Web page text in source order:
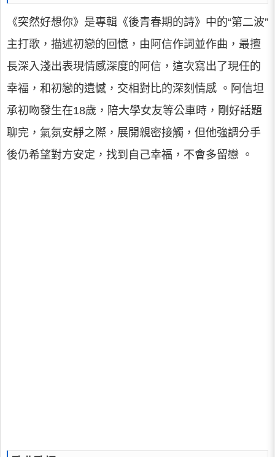
《突然好想你》是專輯《後青春期的詩》中的“第二波”
主打歌，描述初戀的回憶，由阿信作詞並作曲，最擅
長深入淺出表現情感深度的阿信，這次寫出了現任的
幸福，和初戀的遺憾，交相對比的深刻情感 。阿信坦
承初吻發生在18歲，陪大學女友等公車時，剛好話題
聊完，氣氛安靜之際，展開親密接觸，但他強調分手
後仍希望對方安定，找到自己幸福，不會多留戀 。